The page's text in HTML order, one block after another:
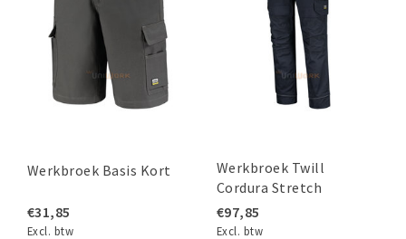
Werkbroek Basis Kort
€31,85
Excl. btw
Werkbroek Twill
Cordura Stretch
€97,85
Excl. btw